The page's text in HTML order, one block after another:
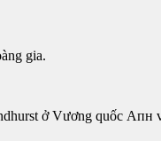
gia.
ở Vương quốc Aпʜ